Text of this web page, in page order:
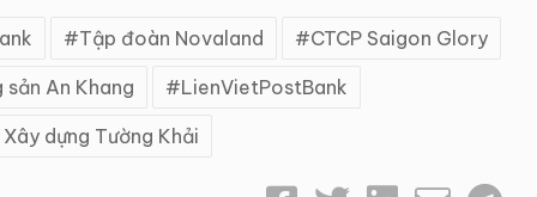
Tập đoàn Novaland CTCP Saigon Glory
An Khang LienVietPostBank
dựng Tường Khải